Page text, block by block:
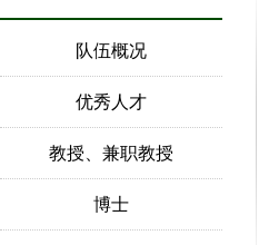
队伍概况
优秀人才
教授、兼职教授
博士